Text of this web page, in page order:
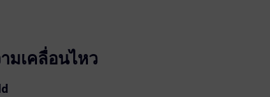
มเคลื่อนไหว